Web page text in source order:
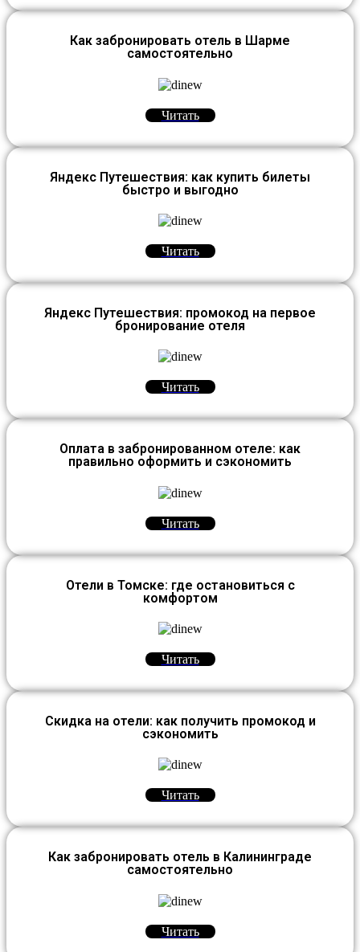
Как забронировать отель в Шарме
самостоятельно
Читать
Яндекс Путешествия: как купить билеты
быстро и выгодно
Читать
Яндекс Путешествия: промокод на первое
бронирование отеля
Читать
Оплата в забронированном отеле: как
правильно оформить и сэкономить
Читать
Отели в Томске: где остановиться с
комфортом
Читать
Скидка на отели: как получить промокод и
сэкономить
Читать
Как забронировать отель в Калининграде
самостоятельно
Читать